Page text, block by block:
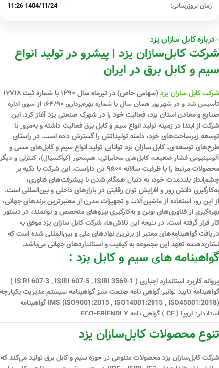
زمان بروزرسانی:
1404/11/24 11:26
درباره کابل سازان یزد
شرکت کابل‌سازان یزد | پیشرو در تولید انواع
سیم و کابل برق در ایران
شرکت کابل سازان یزد
(سهامی خاص) در تیرماه سال ۱۳۹۰ با شماره ثبت ۱۲۷۱۸
تأسیس شد و در شهریور همان سال با شماره بهره‌برداری ۱۶۴/۹۰ از سوی اداره
صنایع و معادن استان یزد، فعالیت خود را در شهرک صنعتی یزد آغاز کرد. این
شرکت از ابتدا در زمینه تولید انواع سیم و کابل برق فعالیت داشته و به‌مرور با
توسعه زیرساخت‌های خود، دامنه تولیداتش را گسترش داده است. در راستای
طرح‌های توسعه‌ای، کابل سازان یزد توانایی تولید انواع سیم و کابل‌های مسی و
آلومینیومی فشار ضعیف، کابل‌های مخابراتی، هم‌محور (کواکسیال)، کنترلی و دیگر
محصولات مرتبط را با ظرفیت سالانه ۹۵۰۰ تن داراست. این شرکت با تکیه بر
چشم‌انداز بلندمدت خود، به دنبال همگام شدن با پیشرفت‌های فناوری،
به‌کارگیری دانش روز و افزایش توان رقابتی در بازارهای داخلی و بین‌المللی است.
از این رو، استفاده از ماشین‌آلات و تجهیزات مدرن از معتبرترین برندهای جهانی،
بهره‌گیری از فناوری‌های نوین و به‌کارگیری نیروهای متخصص و توانمند، در دستور
کار قرار گرفته است. در نتیجه این تلاش‌ها، شرکت کابل سازان یزد موفق به
دریافت گواهینامه‌های معتبر از برترین نهادهای ملی و بین‌المللی شده است که
نشان‌دهنده تعهد این مجموعه به کیفیت و استانداردهای جهانی می‌باشد.
گواهینامه های سیم و کابل یزد :
پروانه کاربرد استاندارد اجباری ( ISIRI 607-3 , ISIRI 607-5 , ISIRI 3569-1 )
گواهینامه تایید توانیر گواهی نامه صنعت سبز گواهینامه سیستم مدیریت یكپارچه
IMS (ISO9001:2015 , ISO14001:2015 , ISO45001:2018) گواهینامه
استاندارد اروپا ( CE ) گواهی نامه ECO-FRIENDLY
تنوع محصولات کابل‌سازان یزد
شرکت کابل‌سازان یزد محصولات متنوعی در حوزه سیم و کابل برق تولید می‌کند که